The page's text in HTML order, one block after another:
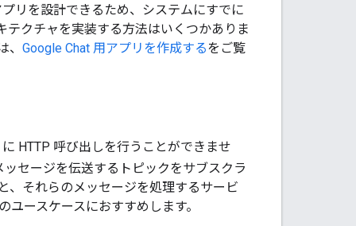
リを設計できるため、システムにすでに
テクチャを実装する方法はいくつかありま
、 Google Chat 用アプリを作成するをご覧
HTTP 呼び出しを行うことができませ
セージを伝送するトピックをサブスクラ
、それらのメッセージを処理するサービ
ースケースにおすすめします。